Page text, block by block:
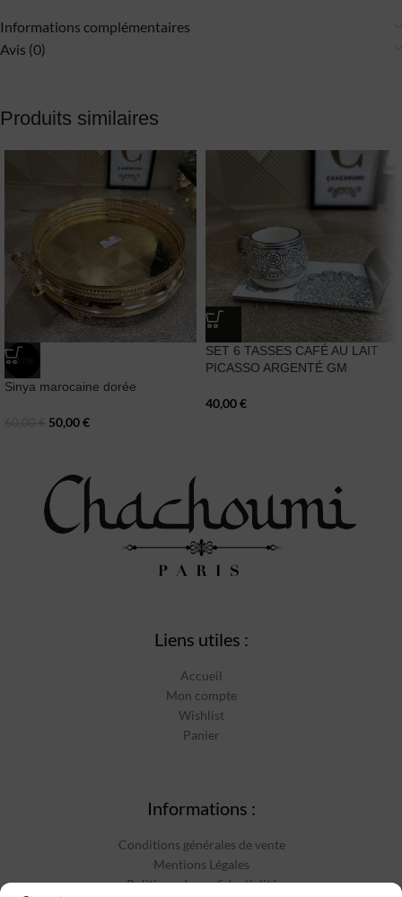
Informations complémentaires
Avis (0)
Produits similaires
-17%
Sinya marocaine dorée
50,00€
SET 6 TASSES CAFÉ AU LAIT
PICASSO ARGENTÉ GM
40,00€
Liens utiles :
Accueil
Mon compte
Wishlist
Panier
Informations :
Conditions générales de vente
Mentions Légales
Politique de confidentialité